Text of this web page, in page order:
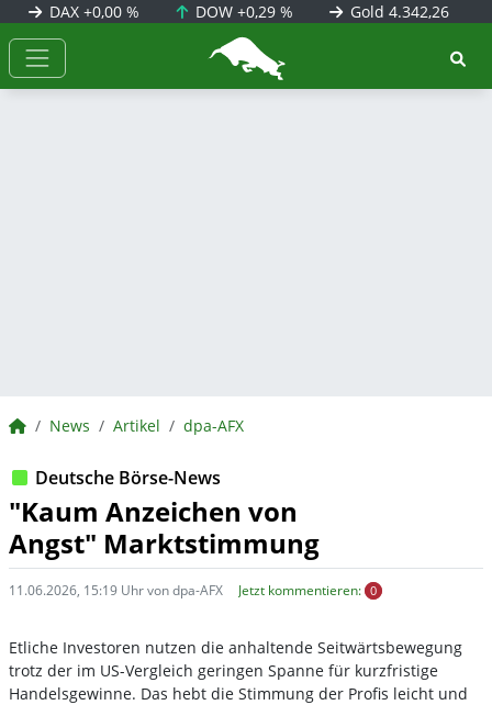
DAX +0,00 % DOW+0,29 % Gold 4.342,26
BörsenNEWS.de
BörsenNEWS.de
News Artikel dpa-AFX
Deutsche Börse-News
"Kaum Anzeichen von
Angst" Marktstimmung
11.06.2026, 15:19 Uhr von dpa-AFX Jetzt kommentieren: 0
Etliche Investoren nutzen die anhaltende Seitwärtsbewegung
trotz der im US-Vergleich geringen Spanne für kurzfristige
Handelsgewinne. Das hebt die Stimmung der Profis leicht und